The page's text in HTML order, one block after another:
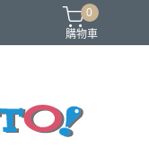
0
購物車